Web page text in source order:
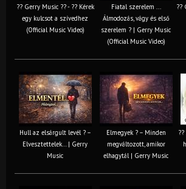
?? Gerry Music ?? - ?? Kérek
egy kulcsot a szívedhez
(Official Music Video)
Fiatal szerelem ...
Álmodozás, vágy és első
szerelem ? | Gerry Music
(Official Music Video)
??
Hull az elsárgult levél ? –
Elvesztettelek… | Gerry
Music
Elmegyek ? – Minden
megváltozott, amikor
elhagytál | Gerry Music